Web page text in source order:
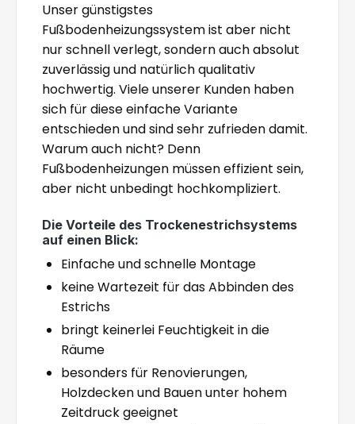
Unser günstigstes
Fußbodenheizungssystem ist aber nicht
nur schnell verlegt, sondern auch absolut
zuverlässig und natürlich qualitativ
hochwertig. Viele unserer Kunden haben
sich für diese einfache Variante
entschieden und sind sehr zufrieden damit.
Warum auch nicht? Denn
Fußbodenheizungen müssen effizient sein,
aber nicht unbedingt hochkompliziert.
Die Vorteile des Trockenestrichsystems
auf einen Blick:
Einfache und schnelle Montage
keine Wartezeit für das Abbinden des
Estrichs
bringt keinerlei Feuchtigkeit in die
Räume
besonders für Renovierungen,
Holzdecken und Bauen unter hohem
Zeitdruck geeignet